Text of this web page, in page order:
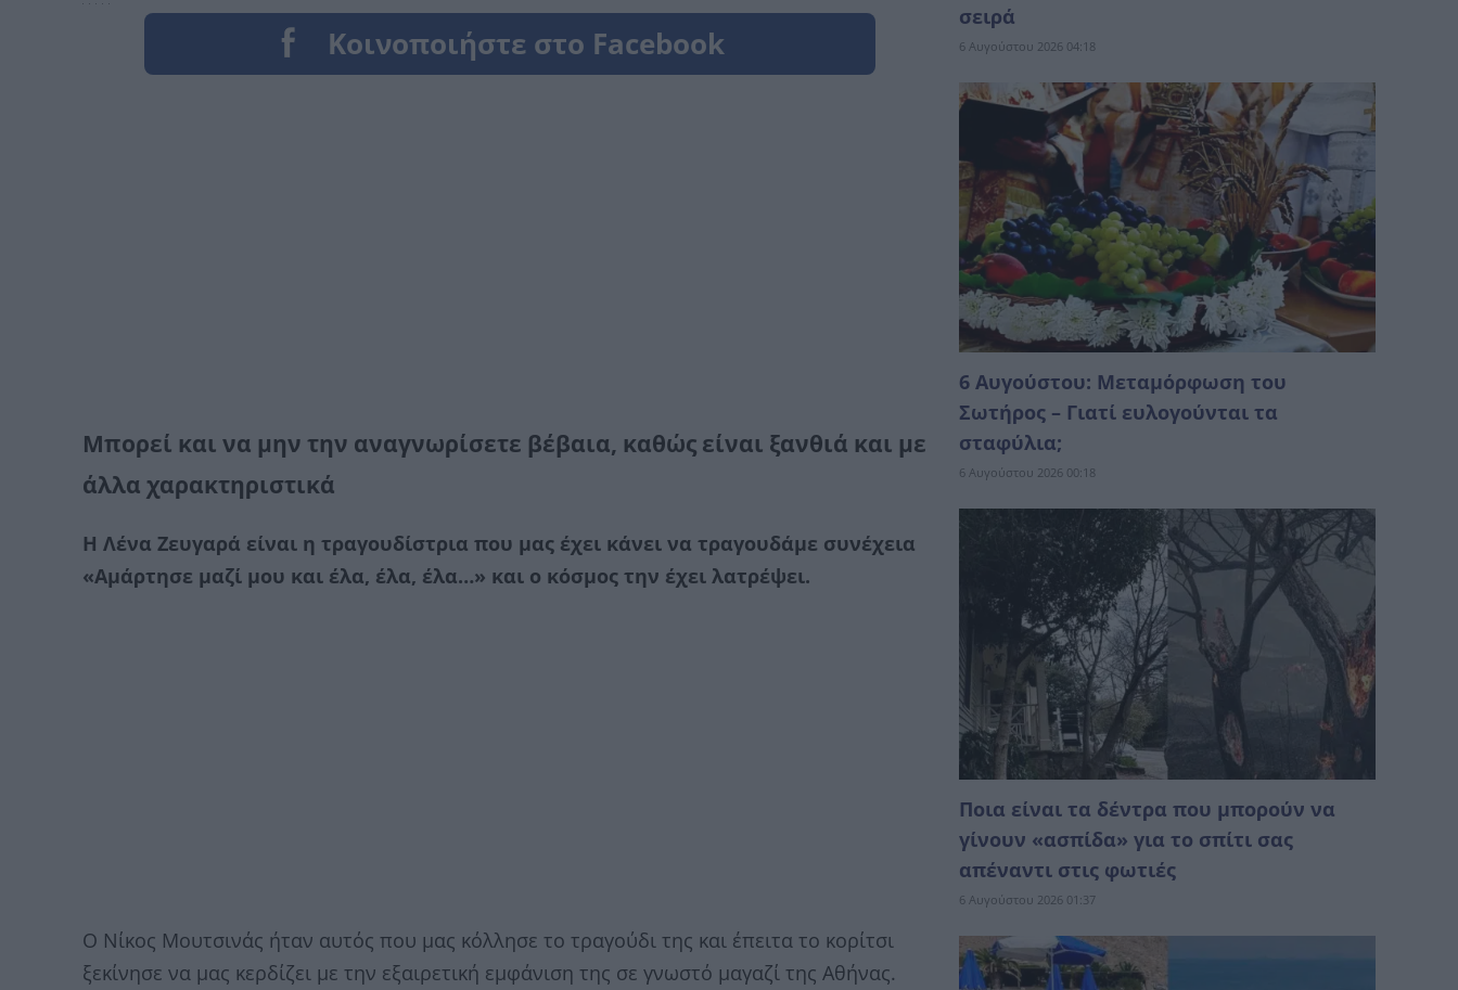
Μπορεί και να μην την αναγνωρίσετε βέβαια, καθώς είναι ξανθιά και με
άλλα χαρακτηριστικά
Η Λένα Ζευγαρά είναι η τραγουδίστρια που μας έχει κάνει να τραγουδάμε συνέχεια
«Αμάρτησε μαζί μου και έλα, έλα, έλα…» και ο κόσμος την έχει λατρέψει.
Ο Νίκος Μουτσινάς ήταν αυτός που μας κόλλησε το τραγούδι της και έπειτα το κορίτσι
ξεκίνησε να μας κερδίζει με την εξαιρετική εμφάνιση της σε γνωστό μαγαζί της Αθήνας.
σειρά
6 Αυγούστου 2026 04:18
6 Αυγούστου: Μεταμόρφωση του
Σωτήρος – Γιατί ευλογούνται τα
σταφύλια;
6 Αυγούστου 2026 00:18
Ποια είναι τα δέντρα που μπορούν να
γίνουν «ασπίδα» για το σπίτι σας
απέναντι στις φωτιές
6 Αυγούστου 2026 01:37